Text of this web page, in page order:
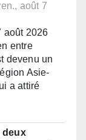
août 7
août 2026
entre
devenu un
Asie-
a attiré
deux